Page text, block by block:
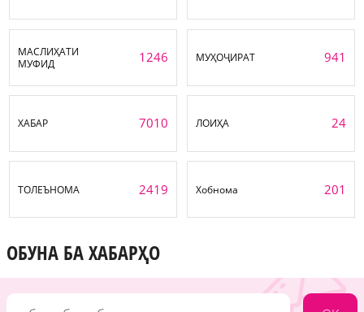
МАСЛИҲАТИ
МУФИД
1246 МУҲОҶИРАТ 941
ХАБАР 7010 ЛОИҲА 24
ТОЛЕЪНОМА 2419 Хобнома 201
ОБУНА БА ХАБАРҲО